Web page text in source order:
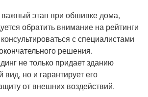
этап при обшивке дома,
обратить внимание на рейтинги
с специалистами
решения.
не только придает зданию
но и гарантирует его
от внешних воздействий.